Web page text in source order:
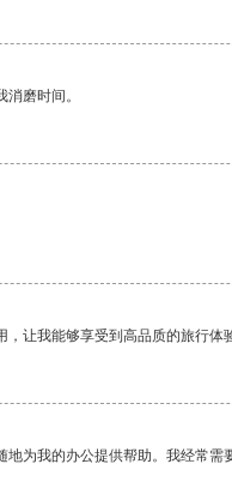
磨时间。
让我能够享受到高品质的旅行体
为我的办公提供帮助。我经常